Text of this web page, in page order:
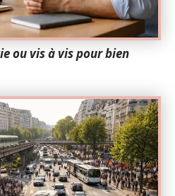
ou vis à vis pour bien